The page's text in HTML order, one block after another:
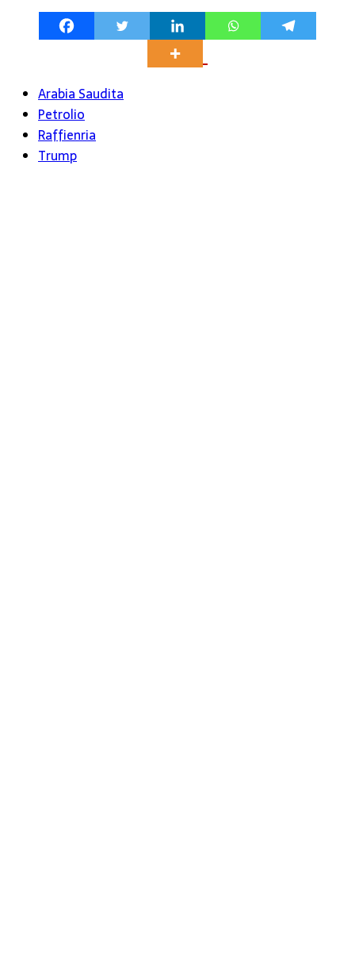
Arabia Saudita
Petrolio
Raffienria
Trump